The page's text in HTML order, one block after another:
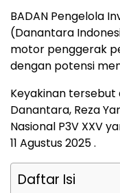
BADAN Pengelola
(Danantara
motor penggerak
dengan potensi
Keyakinan tersebut
Danantara, Reza
Nasional P3V XXV
11 Agustus 2025 .
Daftar Isi